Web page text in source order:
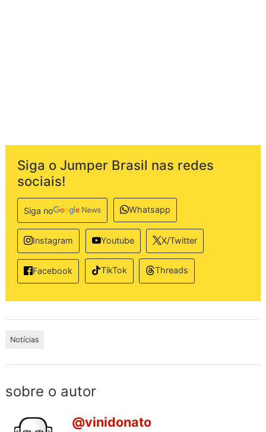
Siga o Jumper Brasil nas redes
sociais!
Siga no Whatsapp
Instagram Youtube X/Twitter
Facebook TikTok Threads
Notícias
sobre o autor
@vinidonato